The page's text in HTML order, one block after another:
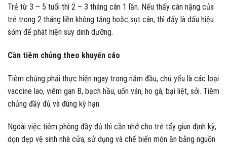
Trẻ từ 3 – 5 tuổi thì 2 – 3 tháng cân 1 lần. Nếu thấy cân nặng của
trẻ trong 2 tháng liền không tăng hoặc sụt cân, thì đấy là dấu hiệu
sớm để phát hiện suy dinh dưỡng.
Cần tiêm chủng theo khuyến cáo
Tiêm chủng phải thực hiện ngay trong năm đầu, chủ yếu là các loại
vaccine lao, viêm gan B, bạch hầu, uốn ván, ho gà, bại liệt, sởi. Tiêm
chủng đầy đủ và đúng kỳ hạn.
Ngoài việc tiêm phòng đầy đủ thì cần nhớ cho trẻ tẩy giun định kỳ,
dọn dẹp vệ sinh nhà cửa, sử dụng và chế biến món ăn bằng nguồn